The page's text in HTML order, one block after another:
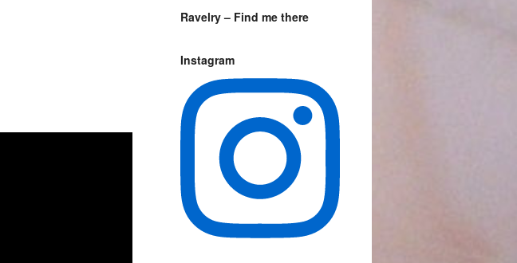
Ravelry – Find me there
Instagram